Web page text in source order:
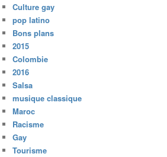
Culture gay
pop latino
Bons plans
2015
Colombie
2016
Salsa
musique classique
Maroc
Racisme
Gay
Tourisme